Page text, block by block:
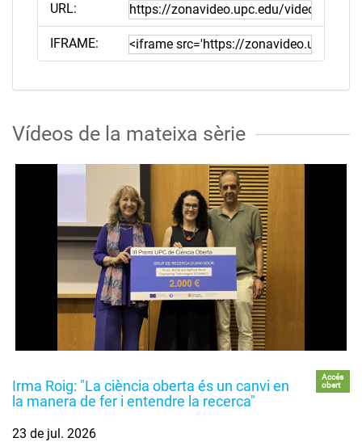
URL:
IFRAME:
Vídeos de la mateixa sèrie
Irma Roig: "La ciència oberta és un canvi en
la manera de fer i entendre la recerca"
Accés
obert
23 de jul. 2026